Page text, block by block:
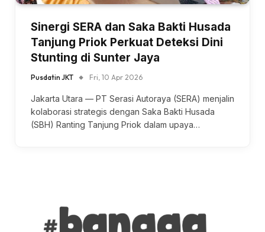
Sinergi SERA dan Saka Bakti Husada
Tanjung Priok Perkuat Deteksi Dini
Stunting di Sunter Jaya
Pusdatin JKT Fri, 10 Apr 2026
Jakarta Utara — PT Serasi Autoraya (SERA) menjalin
kolaborasi strategis dengan Saka Bakti Husada
(SBH) Ranting Tanjung Priok dalam upaya…